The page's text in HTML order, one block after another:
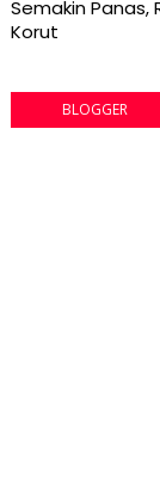
Semakin Panas,
Korut
BLOGGER